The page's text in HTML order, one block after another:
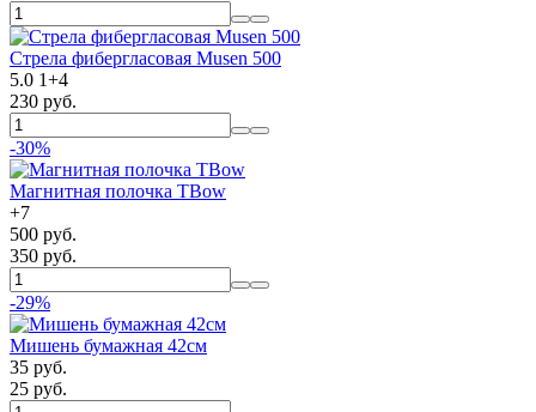
Стрела фибергласовая Musen 500
5.0 1+4
230 руб.
-30%
Магнитная полочка TBow
+7
500 руб.
350 руб.
-29%
Мишень бумажная 42см
35 руб.
25 руб.